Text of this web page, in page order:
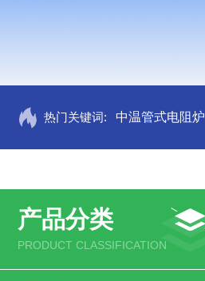
热门关键词: 中温管式电阻炉
产品分类
PRODUCT CLASSIFICATION